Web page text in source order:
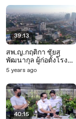
64]
39:13
สพ.ญ.กฤติกา ชัยสุ
พัฒนากุล ผู้ก่อตั้งโรง
พยาบาลสัตว์ทองหล่อ |
64]
5 years ago
40:15